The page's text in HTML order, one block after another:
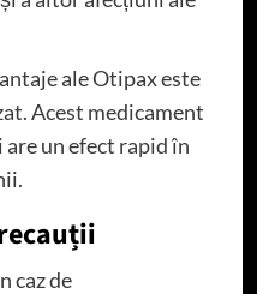
ale Otipax este
Acest medicament
un efect rapid în
caz de